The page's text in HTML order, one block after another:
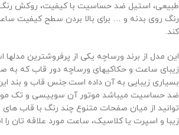
طبیعی، استیل ضد حساسیت با کیفیت، روکش
رنگ روی بدنه و … برای بالا بردن سطح کیفیت
کند.
این مدل از برند ورساچه یکی از پرفروشترین
زیبای ساعت و حکاکیهای ورساچه دور قاب که به
بسیاری زیبایی به آن داده است.جنس قاب و بند
ضد حساسیت میباشد موتور آن سوییسی و تک
توانید از میان صفحات متنوع چند رنگ با قاب های
زیبا و اسپرت یا کلاسیک، ساعت مورد علاقه تان را